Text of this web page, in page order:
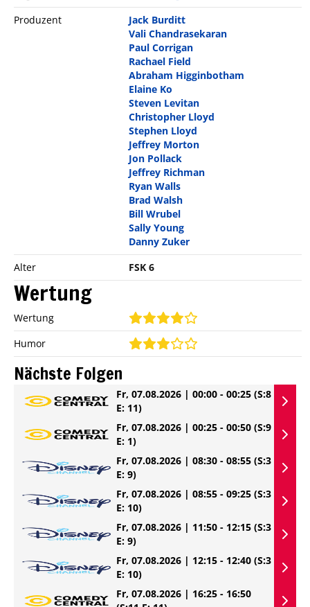
Produzent
Jack Burditt
Vali Chandrasekaran
Paul Corrigan
Rachael Field
Abraham Higginbotham
Elaine Ko
Steven Levitan
Christopher Lloyd
Stephen Lloyd
Jeffrey Morton
Jon Pollack
Jeffrey Richman
Ryan Walls
Brad Walsh
Bill Wrubel
Sally Young
Danny Zuker
Alter
FSK 6
Wertung
Wertung
Humor
Nächste Folgen
Fr, 07.08.2026 | 00:00 - 00:25 (S:8
E: 11)
Fr, 07.08.2026 | 00:25 - 00:50 (S:9
E: 1)
Fr, 07.08.2026 | 08:30 - 08:55 (S:3
E: 9)
Fr, 07.08.2026 | 08:55 - 09:25 (S:3
E: 10)
Fr, 07.08.2026 | 11:50 - 12:15 (S:3
E: 9)
Fr, 07.08.2026 | 12:15 - 12:40 (S:3
E: 10)
Fr, 07.08.2026 | 16:25 - 16:50